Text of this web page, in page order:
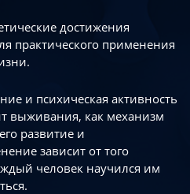
достижения
практического применения
и психическая активность
выживания, как механизм
развитие и
зависит от того
человек научился им